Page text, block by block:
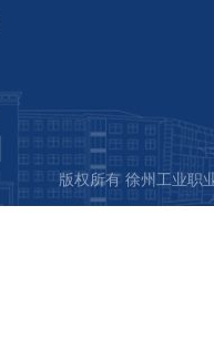
版权所有 徐州工业职